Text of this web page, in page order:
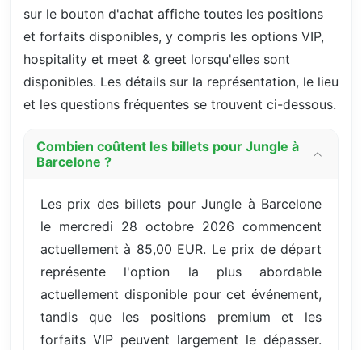
sur le bouton d'achat affiche toutes les positions
et forfaits disponibles, y compris les options VIP,
hospitality et meet & greet lorsqu'elles sont
disponibles. Les détails sur la représentation, le lieu
et les questions fréquentes se trouvent ci-dessous.
Combien coûtent les billets pour Jungle à
Barcelone ?
Les prix des billets pour Jungle à Barcelone
le mercredi 28 octobre 2026 commencent
actuellement à 85,00 EUR. Le prix de départ
représente l'option la plus abordable
actuellement disponible pour cet événement,
tandis que les positions premium et les
forfaits VIP peuvent largement le dépasser.